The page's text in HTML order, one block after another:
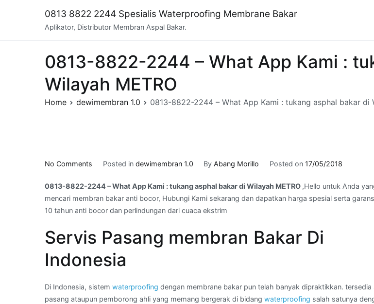
0813 8822 2244 Spesialis Waterproofing Membrane Bakar
Aplikator, Distributor Membran Aspal Bakar.
0813-8822-2244 – What App Kami :
Wilayah METRO
Home dewimembran 1.0 0813-8822-2244 – What App Kami : tukang asphal bakar di
No Comments
8822-
2244
–
App
:
asphal
bakar
Posted in dewimembran 1.0 ByAbang Morillo Posted on 17/05/2018
0813-8822-2244 – What App Kami : tukang asphal bakar di Wilayah METRO ,Hello untuk Anda
mencari membran bakar anti bocor, Hubungi Kami sekarang dan dapatkan harga spesial serta
10 tahun anti bocor dan perlindungan dari cuaca ekstrim
Servis Pasang membran Bakar Di
Indonesia
Di Indonesia, sistem waterproofing dengan membrane bakar pun telah banyak dipraktikkan. tersedia
pasang ataupun pemborong ahli yang memang bergerak di bidang waterproofing salah satunya